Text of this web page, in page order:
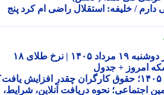
/ خلیفه: استقلال راضی ام کرد پنج
قیمت طلا و سکه امروز دوشنبه ۱۹ مرداد ۱۴۰۵ | نرخ طلای ۱۸
+ جدول
نحوه دریافت آنلاین، شرایط،